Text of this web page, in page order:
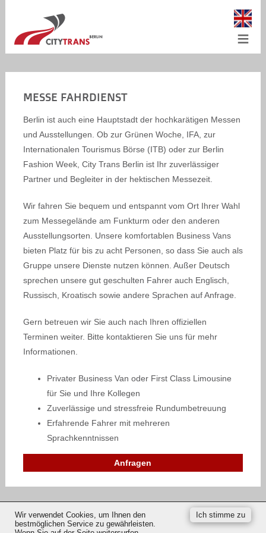
≡
MESSE FAHRDIENST
Berlin ist auch eine Hauptstadt der hochkarätigen Messen
und Ausstellungen. Ob zur Grünen Woche, IFA, zur
Internationalen Tourismus Börse (ITB) oder zur Berlin
Fashion Week, City Trans Berlin ist Ihr zuverlässiger
Partner und Begleiter in der hektischen Messezeit.
Wir fahren Sie bequem und entspannt vom Ort Ihrer Wahl
zum Messegelände am Funkturm oder den anderen
Ausstellungsorten. Unsere komfortablen Business Vans
bieten Platz für bis zu acht Personen, so dass Sie auch als
Gruppe unsere Dienste nutzen können. Außer Deutsch
sprechen unsere gut geschulten Fahrer auch Englisch,
Russisch, Kroatisch sowie andere Sprachen auf Anfrage.
Gern betreuen wir Sie auch nach Ihren offiziellen
Terminen weiter. Bitte kontaktieren Sie uns für mehr
Informationen.
Privater Business Van oder First Class Limousine
für Sie und Ihre Kollegen
Zuverlässige und stressfreie Rundumbetreuung
Erfahrende Fahrer mit mehreren
Sprachkenntnissen
Anfragen
Wir verwendet Cookies, um Ihnen den
bestmöglichen Service zu gewährleisten.
Ich stimme zu